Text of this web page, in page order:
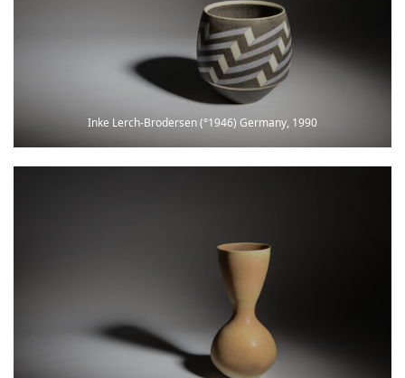
Inke Lerch-Brodersen (°1946) Germany, 1990